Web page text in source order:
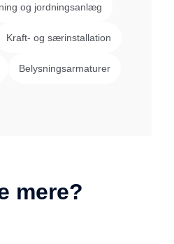
og jordningsanlæg
Kraft- og særinstallation
Belysningsarmaturer
mere?